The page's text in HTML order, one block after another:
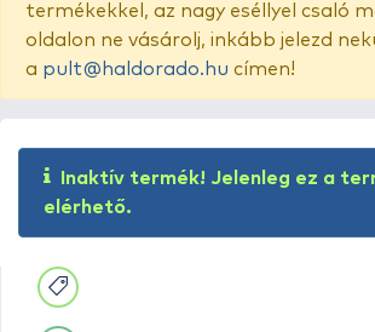
termékekkel, az nagy eséllyel csaló
oldalon ne vásárolj, inkább jelezd
a pult@haldorado.hu címen!
Inaktív termék! Jelenleg ez a
elérhető.